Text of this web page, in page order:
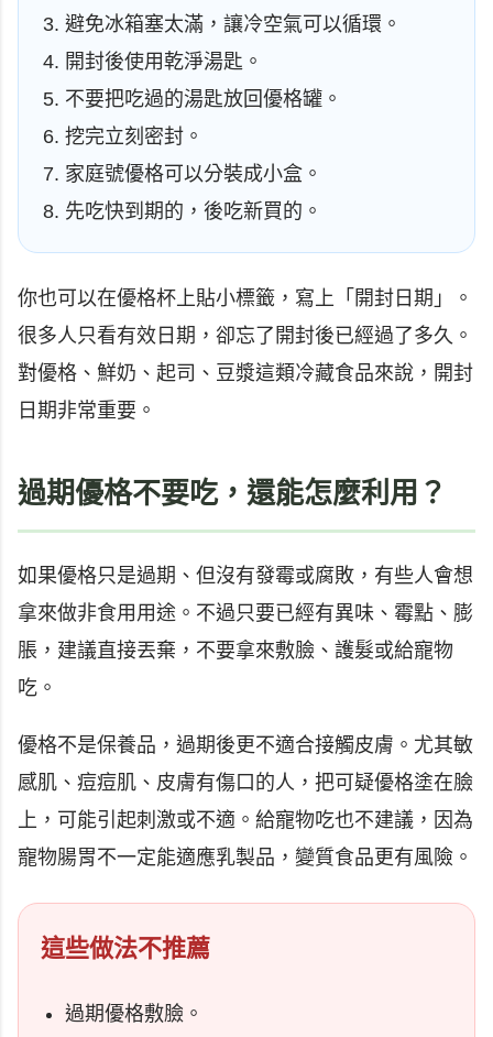
避免冰箱塞太滿，讓冷空氣可以循環。
開封後使用乾淨湯匙。
不要把吃過的湯匙放回優格罐。
挖完立刻密封。
家庭號優格可以分裝成小盒。
先吃快到期的，後吃新買的。
你也可以在優格杯上貼小標籤，寫上「開封日期」。
很多人只看有效日期，卻忘了開封後已經過了多久。
對優格、鮮奶、起司、豆漿這類冷藏食品來說，開封
日期非常重要。
過期優格不要吃，還能怎麼利用？
如果優格只是過期、但沒有發霉或腐敗，有些人會想
拿來做非食用用途。不過只要已經有異味、霉點、膨
脹，建議直接丟棄，不要拿來敷臉、護髮或給寵物
吃。
優格不是保養品，過期後更不適合接觸皮膚。尤其敏
感肌、痘痘肌、皮膚有傷口的人，把可疑優格塗在臉
上，可能引起刺激或不適。給寵物吃也不建議，因為
寵物腸胃不一定能適應乳製品，變質食品更有風險。
這些做法不推薦
過期優格敷臉。